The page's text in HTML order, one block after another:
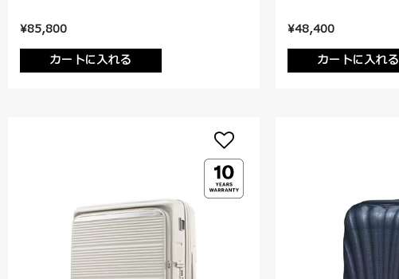
¥85,800
カートに入れる
¥48,400
カートに入れる